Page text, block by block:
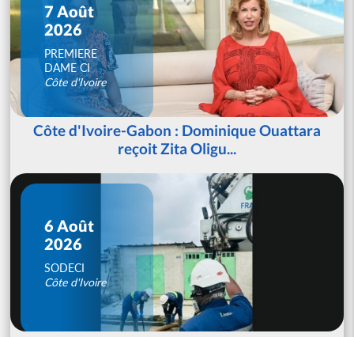
7 Août
2026
PREMIERE
DAME CI
Côte d'Ivoire
Côte d'Ivoire-Gabon : Dominique Ouattara
reçoit Zita Oligu...
6 Août
2026
SODECI
Côte d'Ivoire